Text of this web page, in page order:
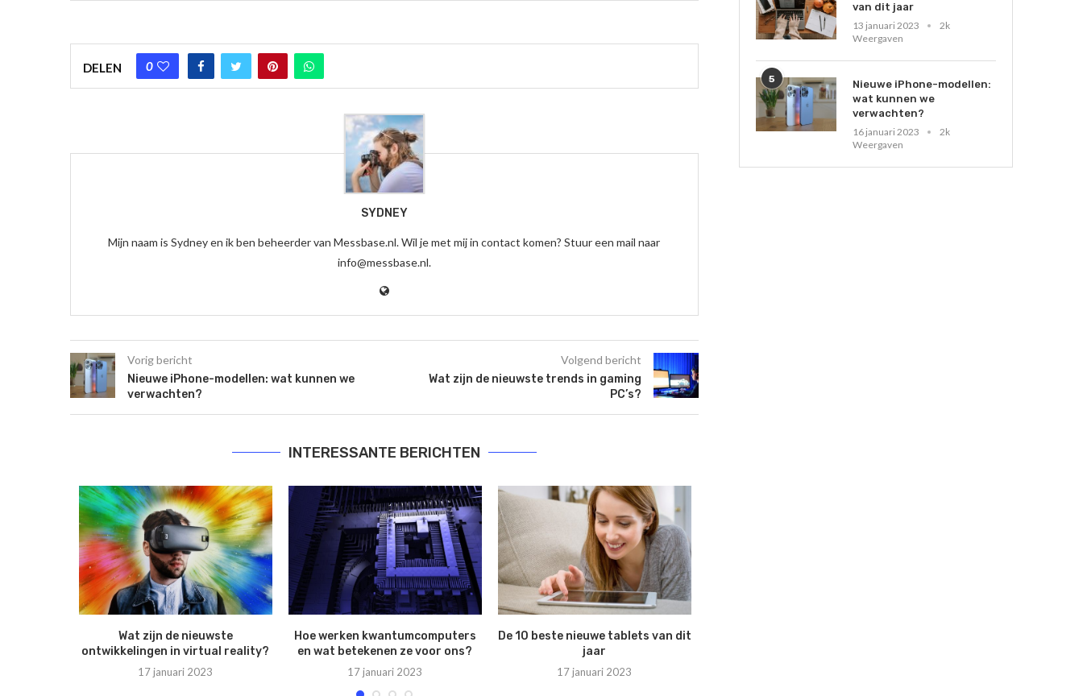
DELEN 0
SYDNEY
Mijn naam is Sydney en ik ben beheerder van Messbase.nl. Wil je met mij in contact komen? Stuur een mail naar
info@messbase.nl.
Vorig bericht
Nieuwe iPhone-modellen: wat kunnen we
verwachten?
Volgend bericht
Wat zijn de nieuwste trends in gaming
PC’s?
INTERESSANTE BERICHTEN
Wat zijn de nieuwste
ontwikkelingen in virtual reality?
17 januari 2023
Hoe werken kwantumcomputers
en wat betekenen ze voor ons?
17 januari 2023
De 10 beste nieuwe tablets van dit
jaar
17 januari 2023
van dit jaar
13 januari 2023
2k
Weergaven
5
Nieuwe iPhone-modellen:
wat kunnen we
verwachten?
16 januari 2023
2k
Weergaven